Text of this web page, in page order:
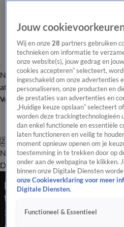
Nieuws van de DagOpinie van de
afleveringVideo's Nieuws van de
Volg Nieuws van de Dag
Zoeken
Nieuws van de DagOpinie van de
Dag
Video'sUitzendingen Podcast
Minder zorg in
trekt dit VVD-kiezers aan?
28 juli 2025, 18:45
Jouw
Wij en onze28 partners gebruiken
technieken om informatie te
onze website(s), jouw gedrag en
cookies accepteren” selecteert,
ingeschakeld om onze advertenties
personaliseren, onze producten en
de prestaties van advertenties en
„Huidige keuze opslaan” selecteert
worden deze trackingtechnologieën
dan enkel functionele en essentiële
laten functioneren en veilig te
moment opnieuw openen om je
toestemming in te trekken door op
onder aan de webpagina te klikken.
binnen onze Digitale Diensten
onze Cookieverklaring voor meer
Digitale Diensten.
Functioneel & Essentieel